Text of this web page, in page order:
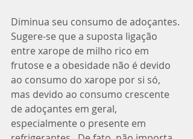
Diminua seu consumo de adoçantes.
Sugere-se que a suposta ligação
entre xarope de milho rico em
frutose e a obesidade não é devido
ao consumo do xarope por si só,
mas devido ao consumo crescente
de adoçantes em geral,
especialmente o presente em